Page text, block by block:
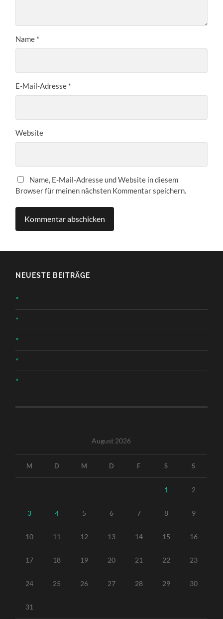
Name *
E-Mail-Adresse *
Website
Name, E-Mail-Adresse und Website in diesem
Browser für meinen nächsten Kommentar speichern.
NEUESTE BEITRÄGE
*
*
*
*
*
August 2026
M D M D F S S
1 2
3 4 5 6 7 8 9
10 11 12 13 14 15 16
17 18 19 20 21 22 23
24 25 26 27 28 29 30
31